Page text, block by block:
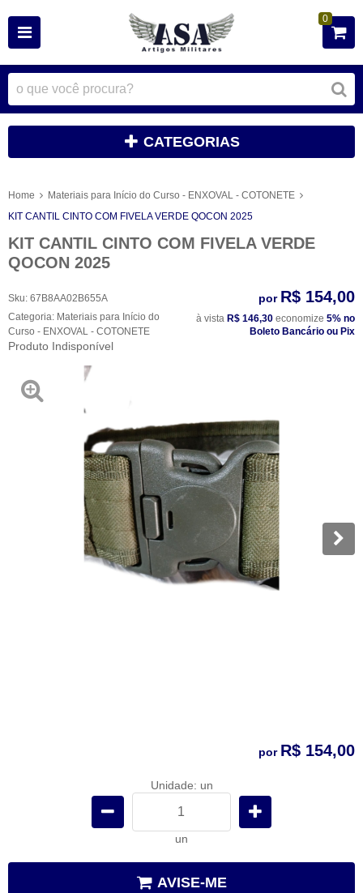
0
CATEGORIAS
Home
Materiais para Início do Curso - ENXOVAL - COTONETE
KIT CANTIL CINTO COM FIVELA VERDE QOCON 2025
KIT CANTIL CINTO COM FIVELA VERDE
QOCON 2025
Sku: 67B8AA02B655A
Categoria: Materiais para Início do
Curso - ENXOVAL - COTONETE
Produto Indisponível
por R$ 154,00
à vista R$ 146,30 economize 5% no
Boleto Bancário ou Pix
por R$ 154,00
Unidade: un
un
AVISE-ME